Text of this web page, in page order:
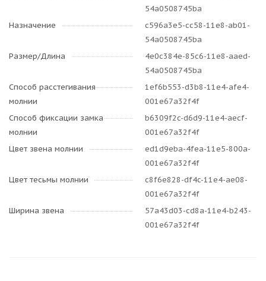
54a0508745ba
Назначение
c596a3e5-cc58-11e8-ab01-
54a0508745ba
Размер/Длина
4e0c384e-85c6-11e8-aaed-
54a0508745ba
Способ расстегивания
молнии
1ef6b553-d3b8-11e4-afe4-
001e67a32f4f
Способ фиксации замка
молнии
b6309f2c-d6d9-11e4-aecf-
001e67a32f4f
Цвет звена молнии
ed1d9eba-4fea-11e5-800a-
001e67a32f4f
Цвет тесьмы молнии
c8f6e828-df4c-11e4-ae08-
001e67a32f4f
Ширина звена
57a43d03-cd8a-11e4-b243-
001e67a32f4f